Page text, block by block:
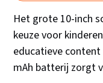
Het grote 10-inch
keuze voor
educatieve content
mAh batterij zorgt